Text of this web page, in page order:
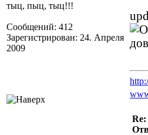
тыц, пыц, тыц!!!
Сообщений: 412
Зарегистрирован: 24. Апреля
2009